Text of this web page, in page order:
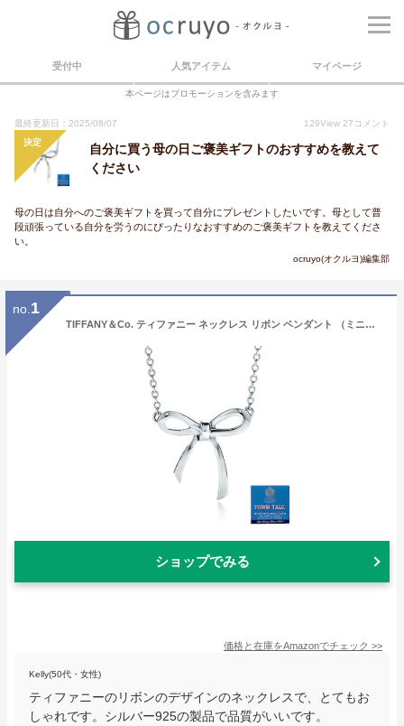
受付中 人気アイテム マイページ
本ページはプロモーションを含みます
最終更新日：2025/08/07 129View 27 コメント
決定
自分に買う母の日ご褒美ギフトのおすすめを教えて
ください
母の日は自分へのご褒美ギフトを買って自分にプレゼントしたいです。母として普
段頑張っている自分を労うのにぴったりなおすすめのご褒美ギフトを教えてくださ
い。
ocruyo(オクルヨ)編集部
no. 1
TIFFANY＆Co. ティファニー ネックレス リボン ペンダント （ミニ） タウントークシルバーポリッシュクロス セット 並行輸入品 (品番:310) [並行輸入品]
ショップでみる
価格と在庫をAmazonでチェック >>
Kelly(50代・女性)
ティファニーのリボンのデザインのネックレスで、とてもお
しゃれです。シルバー925の製品で品質がいいです。